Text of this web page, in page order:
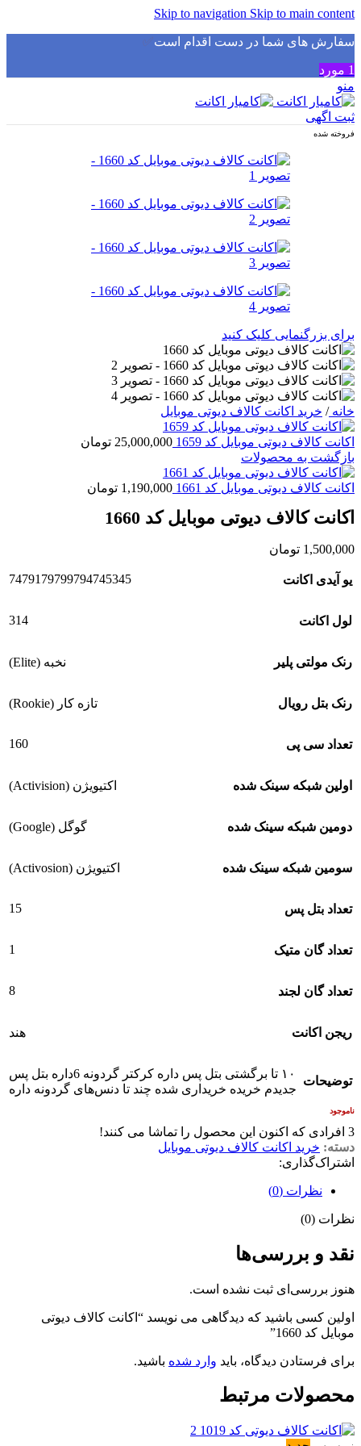
Skip to navigation Skip to main content
سفارش های شما در دست اقدام است✅
1 مورد
منو
ثبت اگهی
فروخته شده
برای بزرگنمایی کلیک کنید
خانه/ خرید اکانت کالاف دیوتی موبایل
اکانت کالاف دیوتی موبایل کد 1659 25,000,000 تومان
بازگشت به محصولات
اکانت کالاف دیوتی موبایل کد 1661 1,190,000 تومان
اکانت کالاف دیوتی موبایل کد 1660
1,500,000 تومان
یو آیدی اکانت 7479179799794745345
لول اکانت 314
رنک مولتی پلیر نخبه (Elite)
رنک بتل رویال تازه کار (Rookie)
تعداد سی پی 160
اولین شبکه سینک شده اکتیویژن (Activision)
دومین شبکه سینک شده گوگل (Google)
سومین شبکه سینک شده اکتیویژن (Activosion)
تعداد بتل پس 15
تعداد گان متیک 1
تعداد گان لجند 8
ریجن اکانت هند
توضیحات
۱۰ تا برگشتی بتل پس داره کرکتر گردونه 6داره بتل پس
جدیدم خریده خریداری شده چند تا دنس‌های گردونه داره
ناموجود
3 افرادی که اکنون این محصول را تماشا می کنند!
دسته: خرید اکانت کالاف دیوتی موبایل
اشتراک‌گذاری:
نظرات (0)
نظرات (0)
نقد و بررسی‌ها
هنوز بررسی‌ای ثبت نشده است.
اولین کسی باشید که دیدگاهی می نویسد “اکانت کالاف دیوتی
موبایل کد 1660”
برای فرستادن دیدگاه، باید وارد شده باشید.
محصولات مرتبط